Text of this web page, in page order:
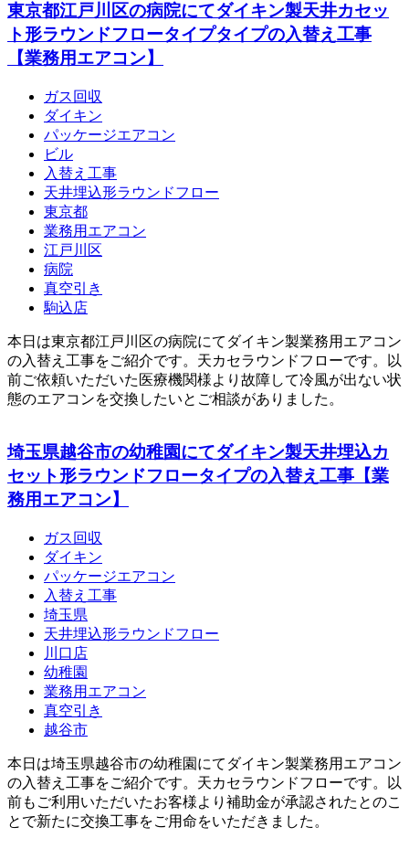
東京都江戸川区の病院にてダイキン製天井カセッ
ト形ラウンドフロータイプタイプの入替え工事
【業務用エアコン】
ガス回収
ダイキン
パッケージエアコン
ビル
入替え工事
天井埋込形ラウンドフロー
東京都
業務用エアコン
江戸川区
病院
真空引き
駒込店
本日は東京都江戸川区の病院にてダイキン製業務用エアコン
の入替え工事をご紹介です。天カセラウンドフローです。以
前ご依頼いただいた医療機関様より故障して冷風が出ない状
態のエアコンを交換したいとご相談がありました。
埼玉県越谷市の幼稚園にてダイキン製天井埋込カ
セット形ラウンドフロータイプの入替え工事【業
務用エアコン】
ガス回収
ダイキン
パッケージエアコン
入替え工事
埼玉県
天井埋込形ラウンドフロー
川口店
幼稚園
業務用エアコン
真空引き
越谷市
本日は埼玉県越谷市の幼稚園にてダイキン製業務用エアコン
の入替え工事をご紹介です。天カセラウンドフローです。以
前もご利用いただいたお客様より補助金が承認されたとのこ
とで新たに交換工事をご用命をいただきました。